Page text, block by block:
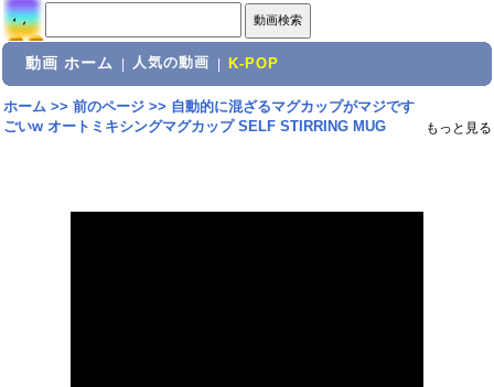
動画 ホーム 人気の動画 K-POP
ホーム>> 前のページ>> 自動的に混ざるマグカップがマジです
ごいw オートミキシングマグカップ SELF STIRRING MUG
もっと見る